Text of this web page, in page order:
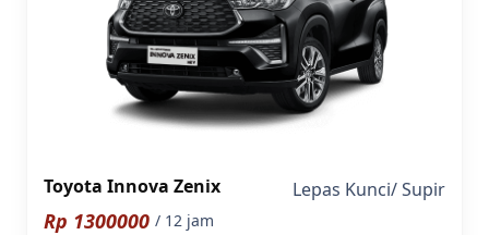
Toyota Innova Zenix Lepas Kunci/Supir
Rp 1300000 / 12 jam